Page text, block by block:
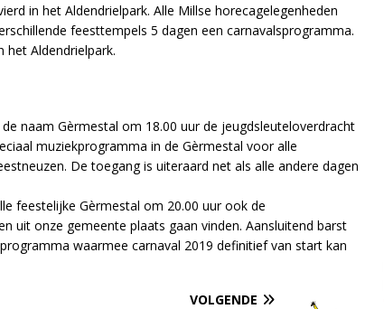
in het Aldendrielpark. Alle Millse horecagelegenheden
feesttempels 5 dagen een carnavalsprogramma.
het Aldendrielpark.
naam Gèrmestal om 18.00 uur de jeugdsleuteloverdracht
muziekprogramma in de Gèrmestal voor alle
De toegang is uiteraard net als alle andere dagen
feestelijke Gèrmestal om 20.00 uur ook de
uit onze gemeente plaats gaan vinden. Aansluitend barst
waarmee carnaval 2019 definitief van start kan
VOLGENDE